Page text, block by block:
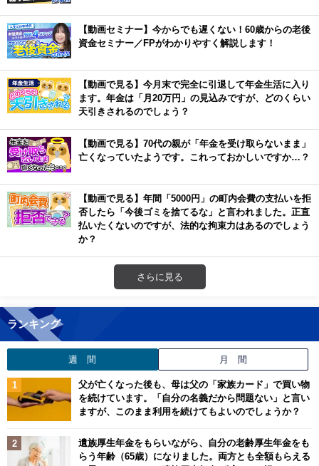
【動画セミナー】今からでも遅くない！60歳からの老後
資金セミナー／FPがわかりやすく解説します！
【動画で見る】今月末で完全に引退して年金生活に入り
ます。年金は「月20万円」の見込みですが、どのくらい
天引きされるのでしょう？
【動画で見る】70代の親が「年金を受け取らないまま」
亡くなっていたようです。これっておかしいですか…？
【動画で見る】年間「5000円」の町内会費の支払いを拒
否したら「今後ゴミを捨てるな」と言われました。正直
払いたくないのですが、法的な拘束力はあるのでしょう
か？
さらに見る
ランキング
週 間 月 間
父が亡くなった後も、母は父の「家族カード」で買い物
を続けています。「自分の名義だから問題ない」と言い
ますが、このまま利用を続けてもよいのでしょうか？
遺族厚生年金をもらいながら、自分の老齢厚生年金をも
らう年齢（65歳）になりました。両方とも全額もらえる